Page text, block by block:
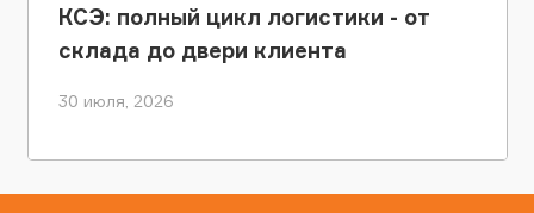
КСЭ: полный цикл логистики - от
склада до двери клиента
30 июля, 2026